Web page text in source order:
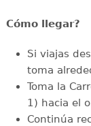
Cómo llegar?
Si viajas
toma
Toma la
1) hacia el
Continúa